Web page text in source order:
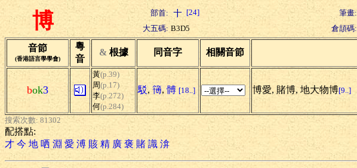
博 部首: [24] 筆畫:
大五碼: B3D5 倉頡碼:
音節
(香港語言學學會)
粵
音
& 根據 同音字 相關音節
bok3
黃(p.39)
周(p.17)
李(p.272)
何(p.284)
駁, 簙, 髆 [18..] 博愛, 賭博, 地大物博[9..]
搜索次數: 81302
配搭點:
才 今 地 哂 淵 愛 溥 賅 精 廣 褒 賭 識 渰